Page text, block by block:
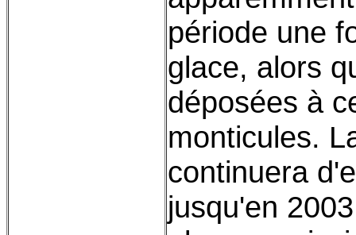
période une
glace, alors
déposées à
monticules.
continuera
jusqu'en